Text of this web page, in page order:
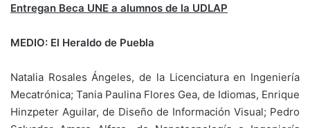
Entregan Beca UNE a alumnos de la UDLAP
MEDIO: El Heraldo de Puebla
Natalia Rosales Ángeles, de la Licenciatura en Ingeniería
Mecatrónica; Tania Paulina Flores Gea, de Idiomas, Enrique
Hinzpeter Aguilar, de Diseño de Información Visual; Pedro